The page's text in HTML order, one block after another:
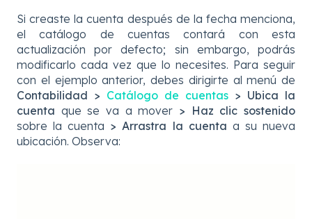
Si creaste la cuenta después de la fecha menciona,
el catálogo de cuentas contará con esta
actualización por defecto; sin embargo, podrás
modificarlo cada vez que lo necesites. Para seguir
con el ejemplo anterior, debes dirigirte al menú de
Contabilidad > Catálogo de cuentas > Ubica la
cuenta que se va a mover > Haz clic sostenido
sobre la cuenta > Arrastra la cuenta a su nueva
ubicación. Observa: